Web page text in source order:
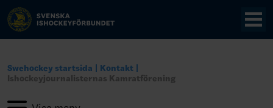
Swehockey startsida
Kontakt
Ishockeyjournalisternas Kamratförening